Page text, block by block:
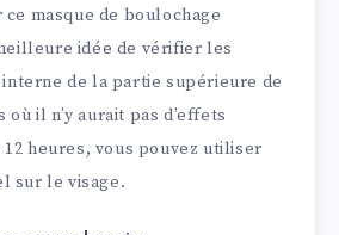
ce masque de boulochage
idée de vérifier les
de la partie supérieure de
il n’y aurait pas d’effets
12 heures, vous pouvez utiliser
sur le visage.